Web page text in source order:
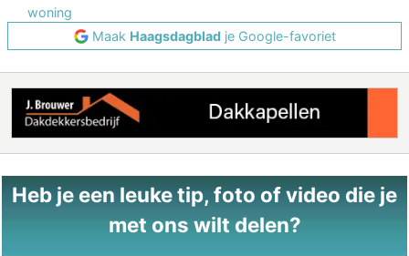
woning
Maak Haagsdagbladje Google-favoriet
Heb je een leuke tip, foto of video die je
met ons wilt delen?